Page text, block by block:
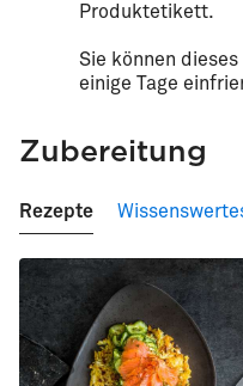
Produktetikett.
Sie können
einige Tage
Zubereitung
Rezepte